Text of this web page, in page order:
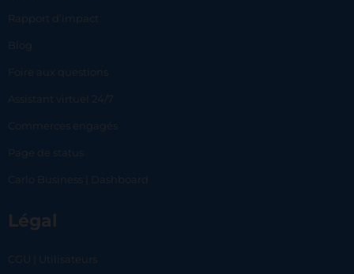
Rapport d’impact
Blog
Foire aux questions
Assistant virtuel 24/7
Commerces engagés
Page de status
Carlo Business | Dashboard
Légal
CGU | Utilisateurs